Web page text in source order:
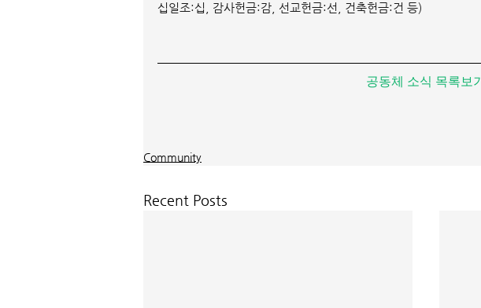
십일조:십, 감사헌금:감, 선교헌금:선, 건축헌금:건 등)
공동체 소식 목록보기
Community
Recent Posts